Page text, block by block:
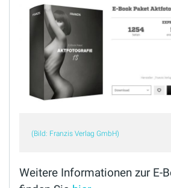
(Bild: Franzis Verlag GmbH)
Weitere Informationen zur E-